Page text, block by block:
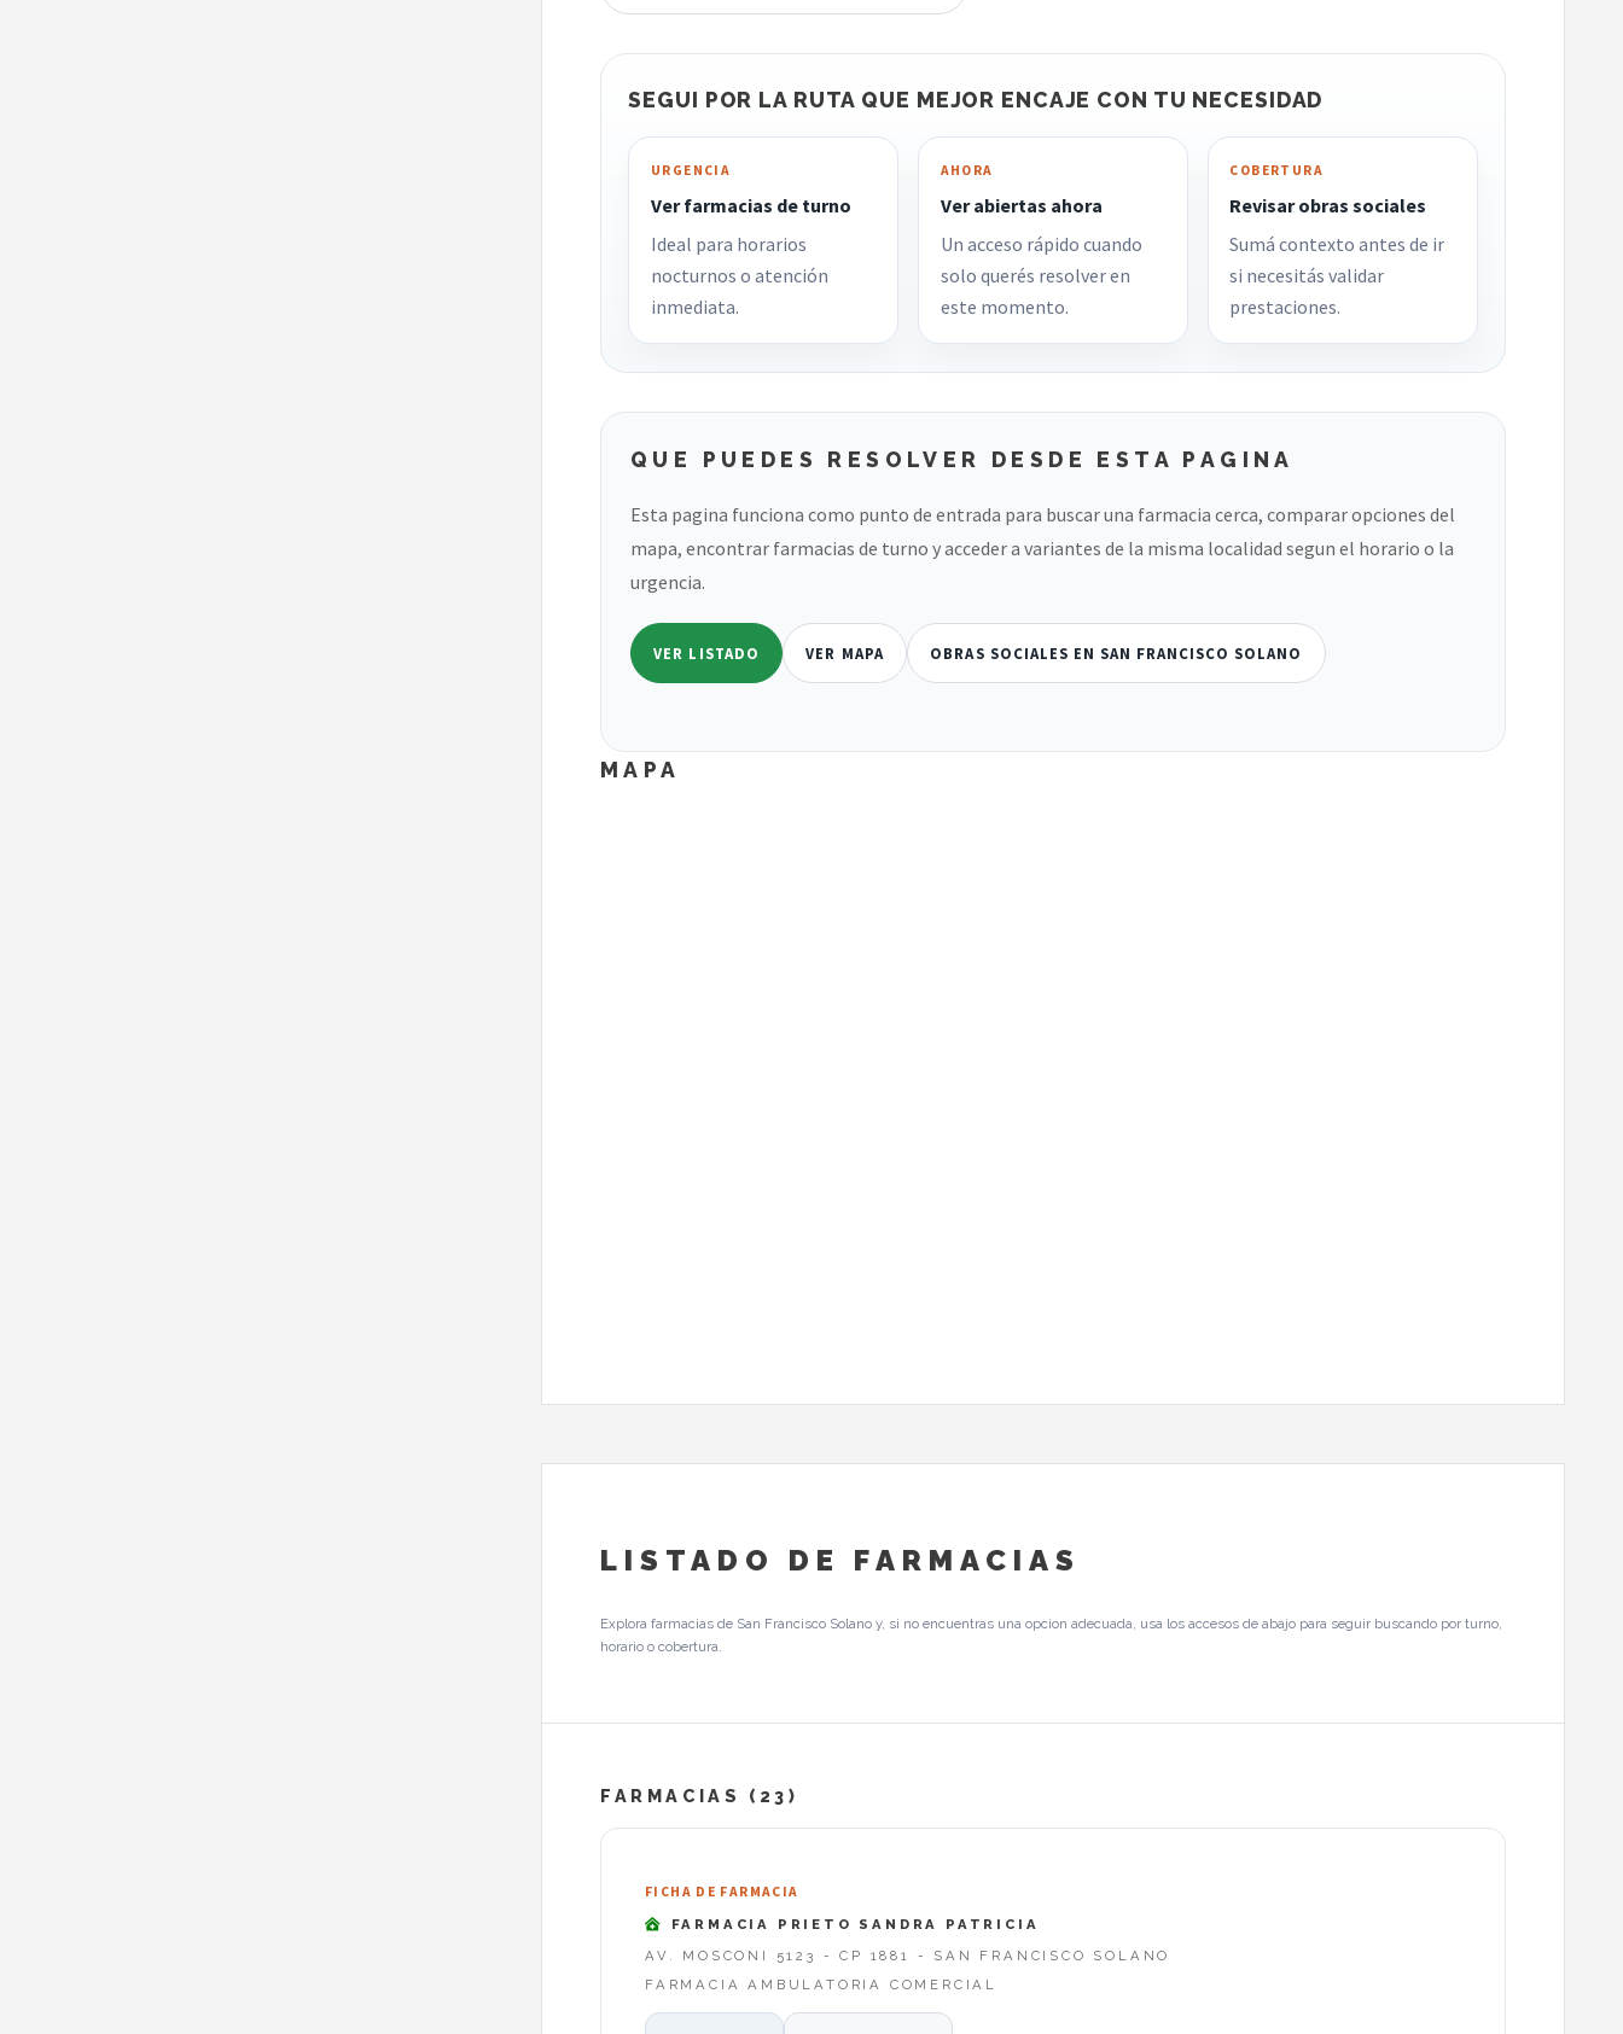
SEGUI POR LA RUTA QUE MEJOR ENCAJE CON TU NECESIDAD
URGENCIA
Ver farmacias de turno
Ideal para horarios
nocturnos o atención
inmediata.
AHORA
Ver abiertas ahora
Un acceso rápido cuando
solo querés resolver en
este momento.
COBERTURA
Revisar obras sociales
Sumá contexto antes de ir
si necesitás validar
prestaciones.
QUE PUEDES RESOLVER DESDE ESTA PAGINA
Esta pagina funciona como punto de entrada para buscar una farmacia cerca, comparar opciones del
mapa, encontrar farmacias de turno y acceder a variantes de la misma localidad segun el horario o la
urgencia.
VER LISTADO VER MAPA OBRAS SOCIALES EN SAN FRANCISCO SOLANO
MAPA
LISTADO DE FARMACIAS
Explora farmacias de San Francisco Solano y, si no encuentras una opcion adecuada, usa los accesos de abajo para seguir buscando por turno,
horario o cobertura.
FARMACIAS (23)
FICHA DE FARMACIA
FARMACIA PRIETO SANDRA PATRICIA
AV. MOSCONI 5123 - CP 1881 - SAN FRANCISCO SOLANO
FARMACIA AMBULATORIA COMERCIAL